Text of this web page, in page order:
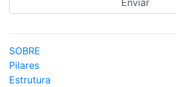
SOBRE
Pilares
Estrutura